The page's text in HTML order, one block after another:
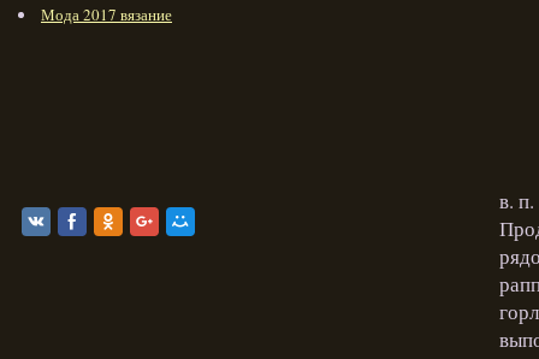
в.
Мода 2017 вязание